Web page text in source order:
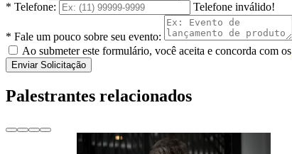
* Telefone:
Telefone inválido!
* Fale um pouco sobre seu evento:
Ao submeter este formulário, você aceita e concorda com os
Enviar Solicitação
Palestrantes relacionados